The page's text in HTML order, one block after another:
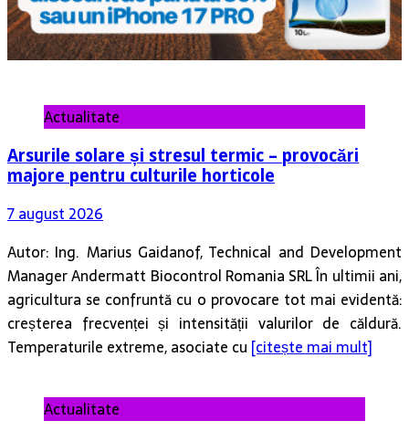
Actualitate
Arsurile solare și stresul termic – provocări
majore pentru culturile horticole
7 august 2026
Autor: Ing. Marius Gaidanof, Technical and Development
Manager Andermatt Biocontrol Romania SRL În ultimii ani,
agricultura se confruntă cu o provocare tot mai evidentă:
creșterea frecvenței și intensității valurilor de căldură.
Temperaturile extreme, asociate cu [citește mai mult]
Actualitate